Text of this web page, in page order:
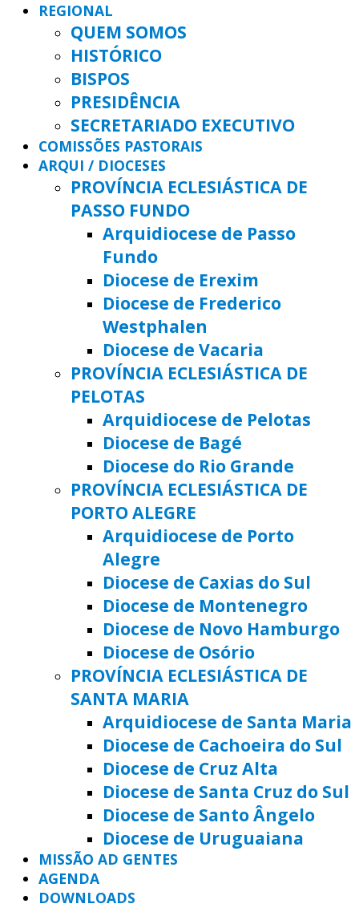
REGIONAL
QUEM SOMOS
HISTÓRICO
BISPOS
PRESIDÊNCIA
SECRETARIADO EXECUTIVO
COMISSÕES PASTORAIS
ARQUI / DIOCESES
PROVÍNCIA ECLESIÁSTICA DE
PASSO FUNDO
Arquidiocese de Passo
Fundo
Diocese de Erexim
Diocese de Frederico
Westphalen
Diocese de Vacaria
PROVÍNCIA ECLESIÁSTICA DE
PELOTAS
Arquidiocese de Pelotas
Diocese de Bagé
Diocese do Rio Grande
PROVÍNCIA ECLESIÁSTICA DE
PORTO ALEGRE
Arquidiocese de Porto
Alegre
Diocese de Caxias do Sul
Diocese de Montenegro
Diocese de Novo Hamburgo
Diocese de Osório
PROVÍNCIA ECLESIÁSTICA DE
SANTA MARIA
Arquidiocese de Santa Maria
Diocese de Cachoeira do Sul
Diocese de Cruz Alta
Diocese de Santa Cruz do Sul
Diocese de Santo Ângelo
Diocese de Uruguaiana
MISSÃO AD GENTES
AGENDA
DOWNLOADS